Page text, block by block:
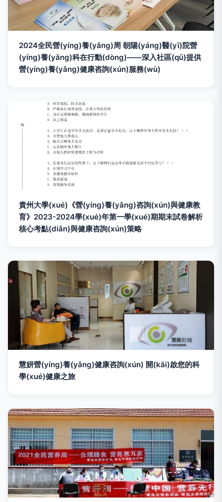
2024全民營(yíng)養(yǎng)周 朝陽(yáng)醫(yī)院營
(yíng)養(yǎng)科在行動(dòng)——深入社區(qū)提供
營(yíng)養(yǎng)健康咨詢(xún)服務(wù)
貴州大學(xué)《營(yíng)養(yǎng)咨詢(xún)與健康教
育》2023-2024學(xué)年第一學(xué)期期末試卷解析
核心考點(diǎn)與健康咨詢(xún)策略
慧妍營(yíng)養(yǎng)健康咨詢(xún) 開(kāi)啟您的科
學(xué)健康之旅